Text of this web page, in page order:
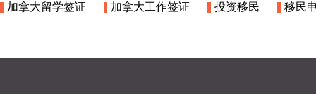
加拿大留学签证
加拿大工作签证 投资移民 移民